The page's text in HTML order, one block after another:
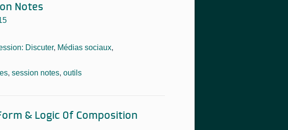
Notes
Discuter, Médias sociaux,
, session notes, outils
& Logic Of Composition